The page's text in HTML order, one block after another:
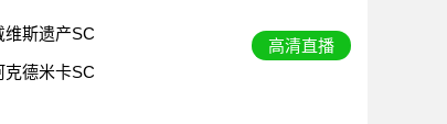
维斯遗产SC
克德米卡SC
高清直播